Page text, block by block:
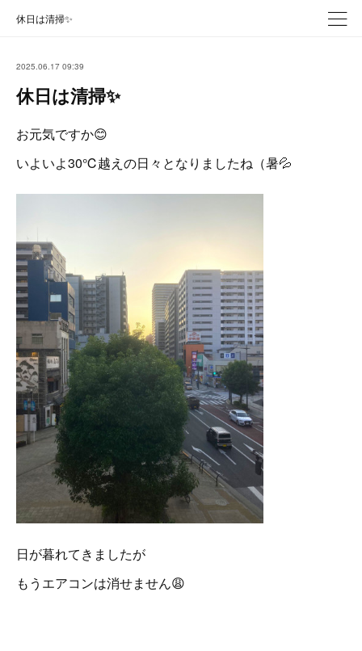
休日は清掃✨
2025.06.17 09:39
休日は清掃✨
お元気ですか😊
いよいよ30℃越えの日々となりましたね（暑💦
日が暮れてきましたが
もうエアコンは消せません😩